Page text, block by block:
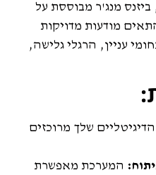
מנג'ר מבוססת על
מודעות מדויקות
עניין, הרגלי גלישה,
שלך מרוכזים
המערכת מאפשרת